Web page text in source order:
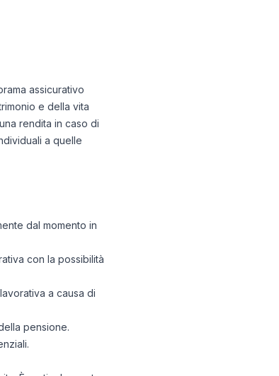
assicurativo
e della vita
rendita in caso di
a quelle
dal momento in
con la possibilità
a causa di
pensione.